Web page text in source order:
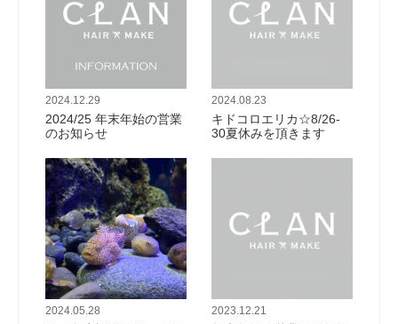
2024.12.29
2024/25 年末年始の営業
のお知らせ
2024.08.23
キドコロエリカ☆8/26-
30夏休みを頂きます
2024.05.28 2023.12.21